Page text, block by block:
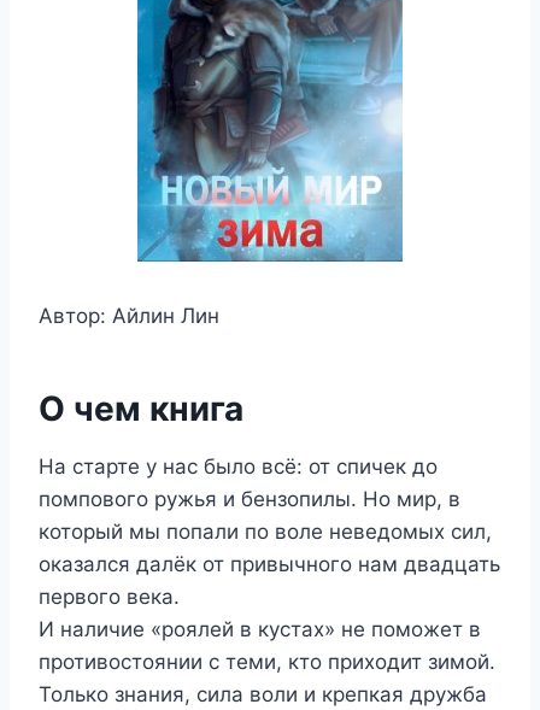
Автор: Айлин Лин
О чем книга
На старте у нас было всё: от спичек до
помпового ружья и бензопилы. Но мир, в
который мы попали по воле неведомых сил,
оказался далёк от привычного нам двадцать
первого века.
И наличие «роялей в кустах» не поможет в
противостоянии с теми, кто приходит зимой.
Только знания, сила воли и крепкая дружба